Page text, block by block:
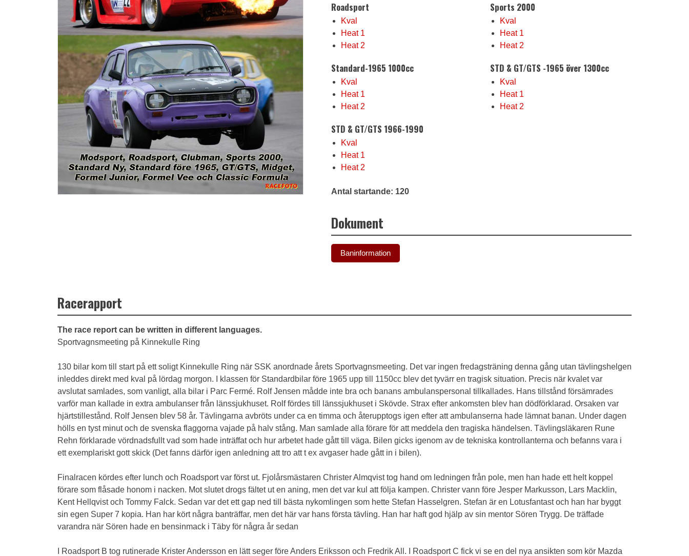
Roadsport
Kval
Heat 1
Heat 2
Sports 2000
Kval
Heat 1
Heat 2
Standard-1965 1000cc
Kval
Heat 1
Heat 2
STD & GT/GTS -1965 över 1300cc
Kval
Heat 1
Heat 2
STD & GT/GTS 1966-1990
Kval
Heat 1
Heat 2
Antal startande: 120
Dokument
Baninformation
Racerapport
The race report can be written in different languages.
Sportvagnsmeeting på Kinnekulle Ring
130 bilar kom till start på ett soligt Kinnekulle Ring när SSK anordnade årets Sportvagnsmeeting. Det var ingen fredagsträning denna gång utan tävlingshelgen
inleddes direkt med kval på lördag morgon. I klassen för Standardbilar före 1965 upp till 1150cc blev det tyvärr en tragisk situation. Precis när kvalet var
avslutat samlades, som vanligt, alla bilar i Parc Fermé. Rolf Jensen mådde inte bra och banans ambulanspersonal tillkallades. Hans tillstånd försämrades
varför man kallade in extra ambulanser från länssjukhuset. Rolf fördes till länssjukhuset i Skövde. Strax efter ankomsten blev han dödförklarad. Orsaken var
hjärtstillestånd. Rolf Jensen blev 58 år. Tävlingarna avbröts under ca en timma och återupptogs igen efter att ambulanserna hade lämnat banan. Under dagen
hölls en tyst minut och de svenska flaggorna vajade på halv stång. Man samlade alla förare för att meddela den tragiska händelsen. Tävlingsläkaren Rune
Rehn förklarade vördnadsfullt vad som hade inträffat och hur arbetet hade gått till väga. Bilen gicks igenom av de tekniska kontrollanterna och befanns vara i
ett exemplariskt gott skick (Det fanns därför igen anledning att tro att t ex avgaser hade gått in i bilen).
Finalracen kördes efter lunch och Roadsport var först ut. Fjolårsmästaren Christer Almqvist tog hand om ledningen från pole, men han hade ett helt koppel
förare som flåsade honom i nacken. Mot slutet drogs fältet ut en aning, men det var kul att följa kampen. Christer vann före Jesper Markusson, Lars Macklin,
Kent Hellqvist och Tommy Falck. Sedan var det ett gap ned till bästa nykomlingen som hette Stefan Hasselgren. Stefan är en Lotusfantast och han har byggt
sin egen Super 7 kopia. Han har kört några banträffar, men det här var hans första tävling. Han har haft god hjälp av sin mentor Sören Trygg. De träffade
varandra när Sören hade en bensinmack i Täby för några år sedan
I Roadsport B tog rutinerade Krister Andersson en lätt seger före Anders Eriksson och Fredrik All. I Roadsport C fick vi se en del nya ansikten som kör Mazda